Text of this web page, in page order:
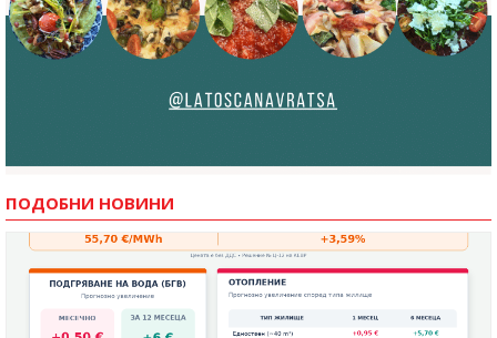
ПОДОБНИ НОВИНИ